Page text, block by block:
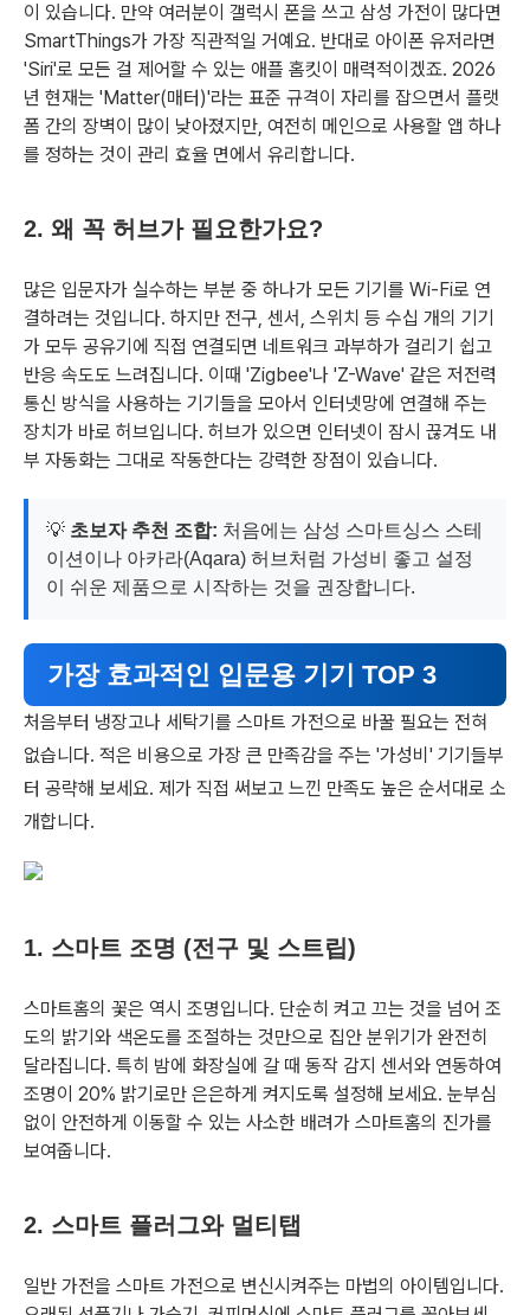
이 있습니다. 만약 여러분이 갤럭시 폰을 쓰고 삼성 가전이 많다면
SmartThings가 가장 직관적일 거예요. 반대로 아이폰 유저라면
'Siri'로 모든 걸 제어할 수 있는 애플 홈킷이 매력적이겠죠. 2026
년 현재는 'Matter(매터)'라는 표준 규격이 자리를 잡으면서 플랫
폼 간의 장벽이 많이 낮아졌지만, 여전히 메인으로 사용할 앱 하나
를 정하는 것이 관리 효율 면에서 유리합니다.
2. 왜 꼭 허브가 필요한가요?
많은 입문자가 실수하는 부분 중 하나가 모든 기기를 Wi-Fi로 연
결하려는 것입니다. 하지만 전구, 센서, 스위치 등 수십 개의 기기
가 모두 공유기에 직접 연결되면 네트워크 과부하가 걸리기 쉽고
반응 속도도 느려집니다. 이때 'Zigbee'나 'Z-Wave' 같은 저전력
통신 방식을 사용하는 기기들을 모아서 인터넷망에 연결해 주는
장치가 바로 허브입니다. 허브가 있으면 인터넷이 잠시 끊겨도 내
부 자동화는 그대로 작동한다는 강력한 장점이 있습니다.
💡 초보자 추천 조합: 처음에는 삼성 스마트싱스 스테
이션이나 아카라(Aqara) 허브처럼 가성비 좋고 설정
이 쉬운 제품으로 시작하는 것을 권장합니다.
가장 효과적인 입문용 기기 TOP 3
처음부터 냉장고나 세탁기를 스마트 가전으로 바꿀 필요는 전혀
없습니다. 적은 비용으로 가장 큰 만족감을 주는 '가성비' 기기들부
터 공략해 보세요. 제가 직접 써보고 느낀 만족도 높은 순서대로 소
개합니다.
1. 스마트 조명 (전구 및 스트립)
스마트홈의 꽃은 역시 조명입니다. 단순히 켜고 끄는 것을 넘어 조
도의 밝기와 색온도를 조절하는 것만으로 집안 분위기가 완전히
달라집니다. 특히 밤에 화장실에 갈 때 동작 감지 센서와 연동하여
조명이 20% 밝기로만 은은하게 켜지도록 설정해 보세요. 눈부심
없이 안전하게 이동할 수 있는 사소한 배려가 스마트홈의 진가를
보여줍니다.
2. 스마트 플러그와 멀티탭
일반 가전을 스마트 가전으로 변신시켜주는 마법의 아이템입니다.